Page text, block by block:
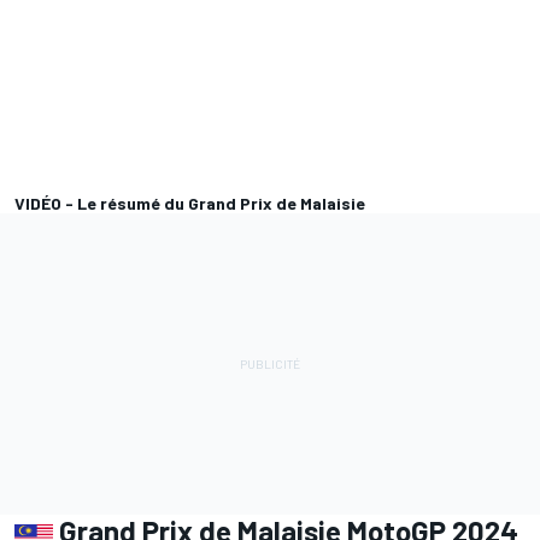
VIDÉO - Le résumé du Grand Prix de Malaisie
Grand Prix de Malaisie MotoGP 2024